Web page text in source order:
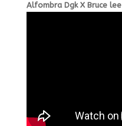
Alfombra Dgk X Bruce lee